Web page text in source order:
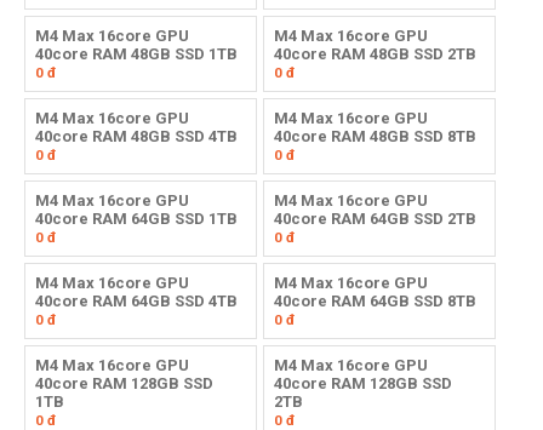
M4 Max 16core GPU
40core RAM 48GB SSD 1TB
0 đ
M4 Max 16core GPU
40core RAM 48GB SSD 2TB
0đ
M4 Max 16core GPU
40core RAM 48GB SSD 4TB
0 đ
M4 Max 16core GPU
40core RAM 48GB SSD 8TB
0đ
M4 Max 16core GPU
40core RAM 64GB SSD 1TB
0 đ
M4 Max 16core GPU
40core RAM 64GB SSD 2TB
0đ
M4 Max 16core GPU
40core RAM 64GB SSD 4TB
0 đ
M4 Max 16core GPU
40core RAM 64GB SSD 8TB
0đ
M4 Max 16core GPU
40core RAM 128GB SSD
1TB
0 đ
M4 Max 16core GPU
40core RAM 128GB SSD
2TB
0đ